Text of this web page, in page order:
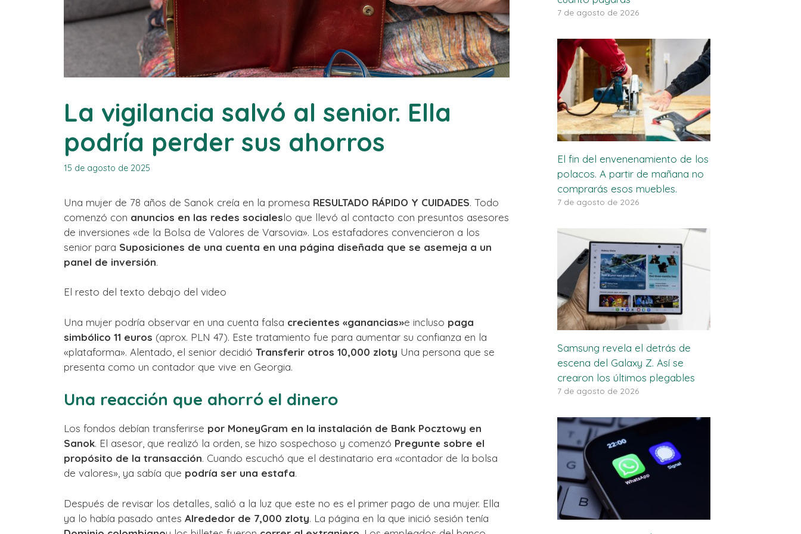
La vigilancia salvó al senior. Ella
podría perder sus ahorros
15 de agosto de 2025
Una mujer de 78 años de Sanok creía en la promesa RESULTADO RÁPIDO Y CUIDADES. Todo
comenzó con anuncios en las redes socialeslo que llevó al contacto con presuntos asesores
de inversiones «de la Bolsa de Valores de Varsovia». Los estafadores convencieron a los
senior para Suposiciones de una cuenta en una página diseñada que se asemeja a un
panel de inversión.
El resto del texto debajo del video
Una mujer podría observar en una cuenta falsa crecientes «ganancias»e incluso paga
simbólico 11 euros (aprox. PLN 47). Este tratamiento fue para aumentar su confianza en la
«plataforma». Alentado, el senior decidió Transferir otros 10,000 zloty Una persona que se
presenta como un contador que vive en Georgia.
Una reacción que ahorró el dinero
Los fondos debían transferirse por MoneyGram en la instalación de Bank Pocztowy en
Sanok. El asesor, que realizó la orden, se hizo sospechoso y comenzó Pregunte sobre el
propósito de la transacción. Cuando escuchó que el destinatario era «contador de la bolsa
de valores», ya sabía que podría ser una estafa.
Después de revisar los detalles, salió a la luz que este no es el primer pago de una mujer. Ella
ya lo había pasado antes Alrededor de 7,000 zloty. La página en la que inició sesión tenía
7 de agosto de 2026
El fin del envenenamiento de los
polacos. A partir de mañana no
comprarás esos muebles.
7 de agosto de 2026
Samsung revela el detrás de
escena del Galaxy Z. Así se
crearon los últimos plegables
7 de agosto de 2026